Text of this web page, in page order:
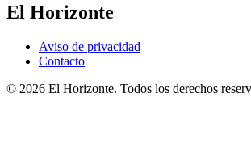
El Horizonte
Aviso de privacidad
Contacto
© 2026 El Horizonte. Todos los derechos